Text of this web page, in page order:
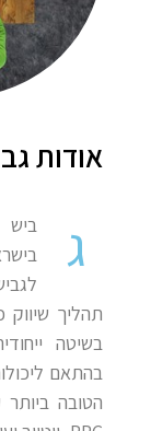
אודות
ג
ביש
תהליך
בשיטה
בהתאם
הטובה